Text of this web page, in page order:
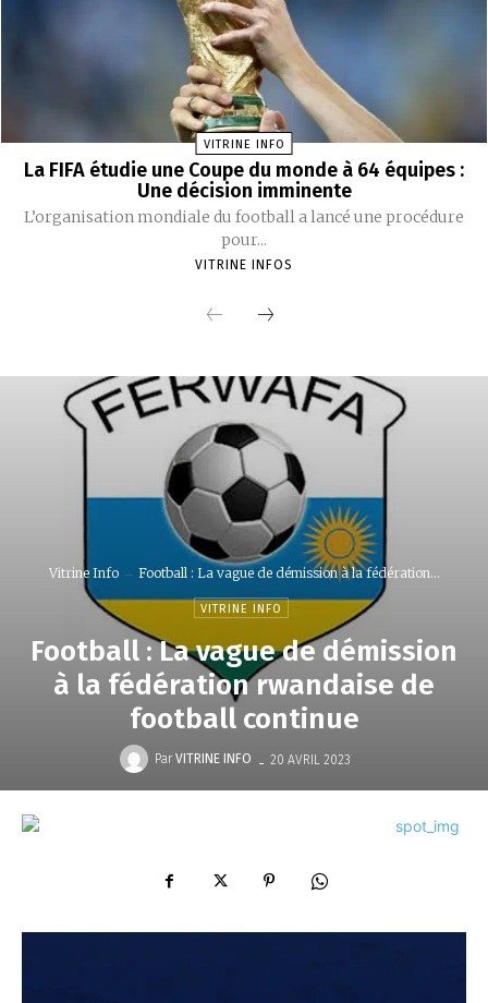
VITRINE INFO
La FIFA étudie une Coupe du monde à 64 équipes :
Une décision imminente
L’organisation mondiale du football a lancé une procédure
pour...
VITRINE INFOS